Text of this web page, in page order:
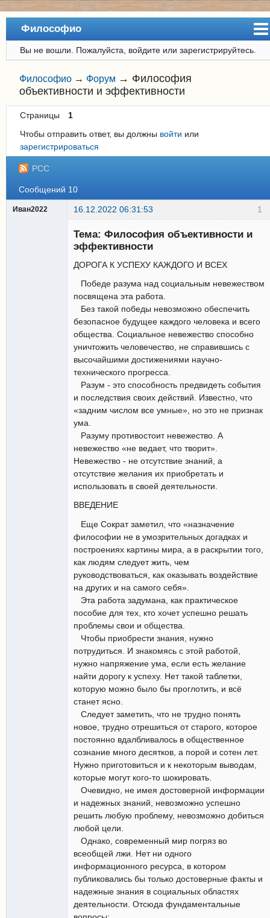
Философио
Сайт
Форум
Регистрация
Вход
Вы не вошли. Пожалуйста, войдите или зарегистрируйтесь.
Философио → Форум → Философия
объективности и эффективности
Страницы
1
Чтобы отправить ответ, вы должны войти или
зарегистрироваться
РСС
Сообщений 10
1
Иван2022 16.12.2022 06:31:53
Тема: Философия объективности и
эффективности
ДОРОГА К УСПЕХУ КАЖДОГО И ВСЕХ
Победе разума над социальным невежеством
посвящена эта работа.
Без такой победы невозможно обеспечить
безопасное будущее каждого человека и всего
общества. Социальное невежество способно
уничтожить человечество, не справившись с
высочайшими достижениями научно-
технического прогресса.
Разум - это способность предвидеть события
и последствия своих действий. Известно, что
«задним числом все умные», но это не признак
ума.
Разуму противостоит невежество. А
невежество «не ведает, что творит».
Невежество - не отсутствие знаний, а
отсутствие желания их приобретать и
использовать в своей деятельности.
ВВЕДЕНИЕ
Еще Сократ заметил, что «назначение
философии не в умозрительных догадках и
построениях картины мира, а в раскрытии того,
как людям следует жить, чем
руководствоваться, как оказывать воздействие
на других и на самого себя».
Эта работа задумана, как практическое
пособие для тех, кто хочет успешно решать
проблемы свои и общества.
Чтобы приобрести знания, нужно
потрудиться. И знакомясь с этой работой,
нужно напряжение ума, если есть желание
найти дорогу к успеху. Нет такой таблетки,
которую можно было бы проглотить, и всё
станет ясно.
Следует заметить, что не трудно понять
новое, трудно отрешиться от старого, которое
постоянно вдалбливалось в общественное
сознание много десятков, а порой и сотен лет.
Нужно приготовиться и к некоторым выводам,
которые могут кого-то шокировать.
Очевидно, не имея достоверной информации
и надежных знаний, невозможно успешно
решить любую проблему, невозможно добиться
любой цели.
Однако, современный мир погряз во
всеобщей лжи. Нет ни одного
информационного ресурса, в котором
публиковались бы только достоверные факты и
надежные знания в социальных областях
деятельности. Отсюда фундаментальные